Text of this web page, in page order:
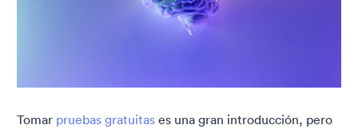
Tomar pruebas gratuitas es una gran introducción, pero